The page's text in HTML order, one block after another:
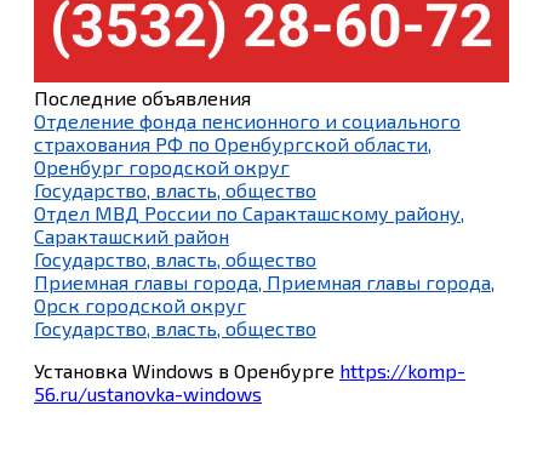
Последние объявления
Отделение фонда пенсионного и социального
страхования РФ по Оренбургской области,
Оренбург городской округ
Государство, власть, общество
Отдел МВД России по Саракташскому району,
Саракташский район
Государство, власть, общество
Приемная главы города, Приемная главы города,
Орск городской округ
Государство, власть, общество
Установка Windows в Оренбурге https://komp-
56.ru/ustanovka-windows